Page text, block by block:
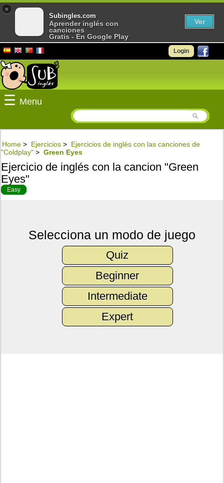
Login
☰ Menu
Home > Ejercicios > Ejercicios de inglés con las canciones de
"Coldplay" > Green Eyes
Ejercicio de inglés con la cancion "Green
Eyes"
Easy
Selecciona un modo de juego
Quiz
Beginner
Intermediate
Expert
×
Subingles.com
Aprender inglés con
canciones
Gratis - En Google Play
Ver